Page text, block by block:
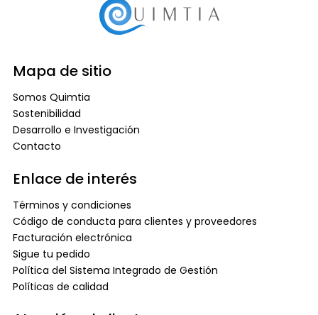
Mapa de sitio
Somos Quimtia
Sostenibilidad
Desarrollo e Investigación
Contacto
Enlace de interés
Términos y condiciones
Código de conducta para clientes y proveedores
Facturación electrónica
Sigue tu pedido
Política del Sistema Integrado de Gestión
Políticas de calidad